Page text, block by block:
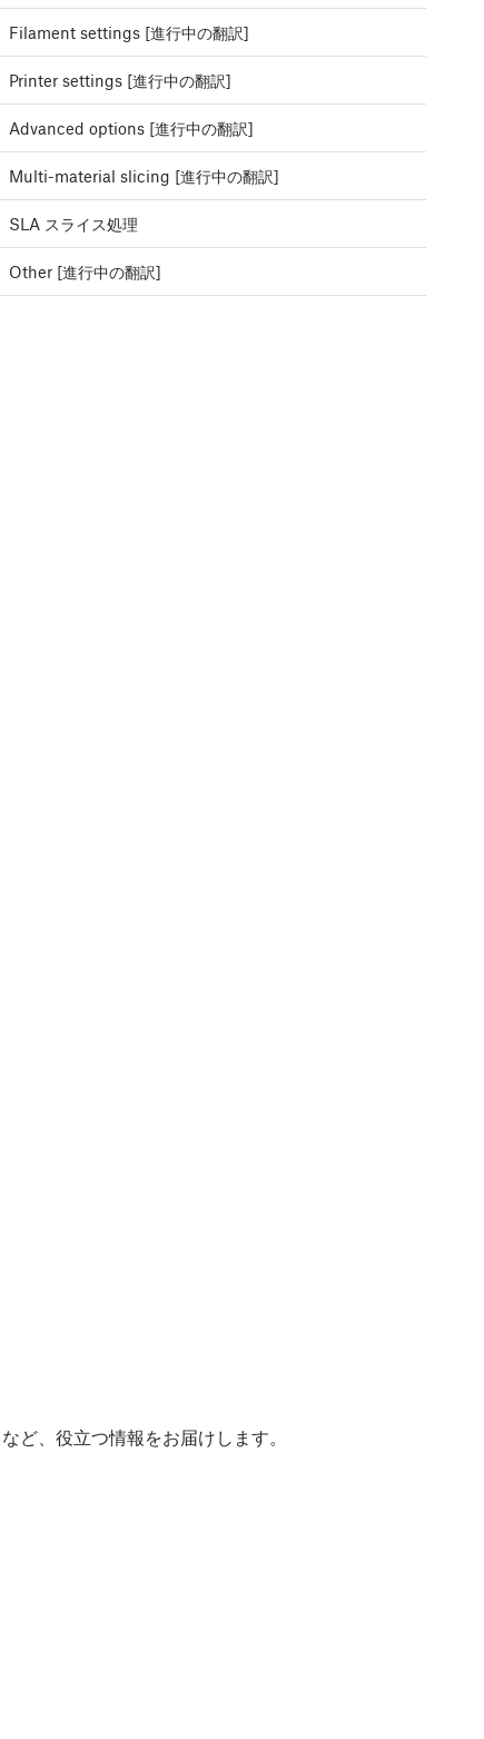
Filament settings [進行中の翻訳]
Printer settings [進行中の翻訳]
Advanced options [進行中の翻訳]
Multi-material slicing [進行中の翻訳]
SLA スライス処理
Other [進行中の翻訳]
ど、役立つ情報をお届けします。